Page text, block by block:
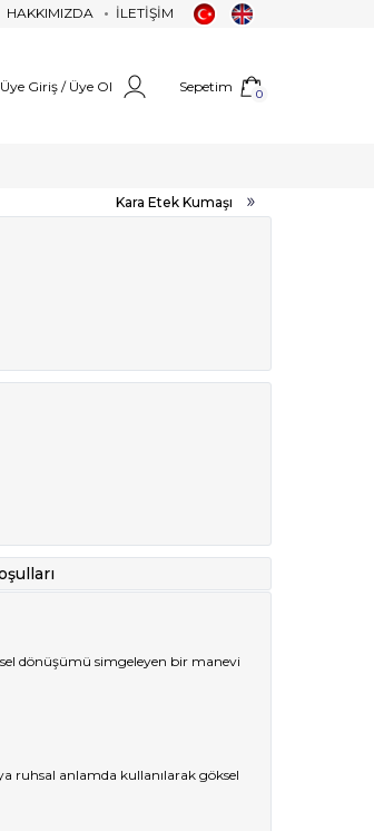
HAKKIMIZDA İLETİŞİM
Üye Giriş / Üye Ol Sepetim 0
Kara Etek Kumaşı
dönüşümü simgeleyen bir manevi
ruhsal anlamda kullanılarak göksel